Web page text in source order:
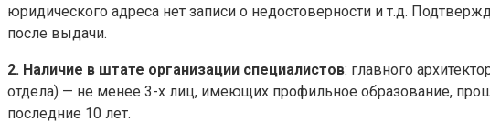
юридического адреса нет записи о недостоверности и т.д.
после выдачи.
2. Наличие в штате организации специалистов: главного
отдела) — не менее 3-х лиц, имеющих профильное образование,
последние 10 лет.